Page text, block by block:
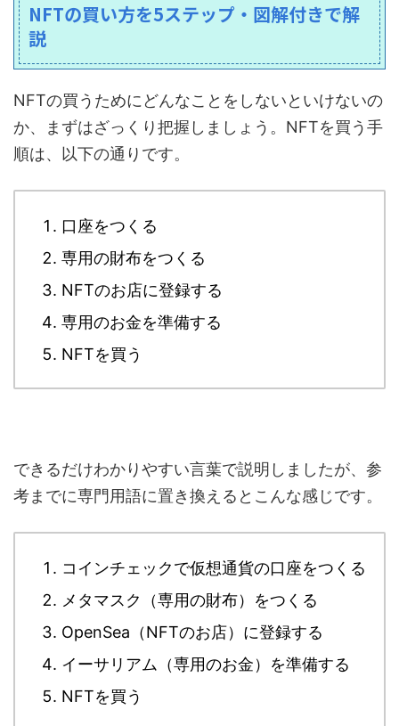
NFTの買い方を5ステップ・図解付きで解
説
NFTの買うためにどんなことをしないといけないの
か、まずはざっくり把握しましょう。NFTを買う手
順は、以下の通りです。
口座をつくる
専用の財布をつくる
NFTのお店に登録する
専用のお金を準備する
NFTを買う
できるだけわかりやすい言葉で説明しましたが、参
考までに専門用語に置き換えるとこんな感じです。
コインチェックで仮想通貨の口座をつくる
メタマスク（専用の財布）をつくる
OpenSea（NFTのお店）に登録する
イーサリアム（専用のお金）を準備する
NFTを買う